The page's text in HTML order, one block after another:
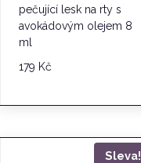
pečující lesk na rty s
avokádovým olejem 8
ml
179 Kč
Sleva!